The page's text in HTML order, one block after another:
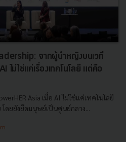
จากผู้นำหญิงบนเวที
ไม่ใช่แค่เรื่องเทคโนโลยี แต่คือ
Asia เมื่อ AI ไม่ใช่แค่เทคโนโลยี
ยยังยึดมนุษย์เป็นศูนย์กลาง...